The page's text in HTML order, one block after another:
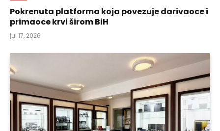
Pokrenuta platforma koja povezuje darivaoce i
primaoce krvi širom BiH
jul 17, 2026